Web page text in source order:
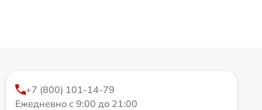
+7 (800) 101-14-79
Ежедневно с 9:00 до 21:00